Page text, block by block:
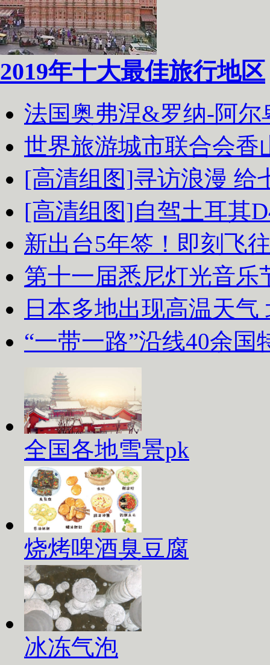
2019年十大最佳旅行地区
法国奥弗涅&罗纳-阿
世界旅游城市联合会香
[高清组图]寻访浪漫 给
[高清组图]自驾土耳其
新出台5年签！即刻飞
第十一届悉尼灯光音乐
日本多地出现高温天
“一带一路”沿线40余国
全国各地雪景pk
烧烤啤酒臭豆腐
冰冻气泡